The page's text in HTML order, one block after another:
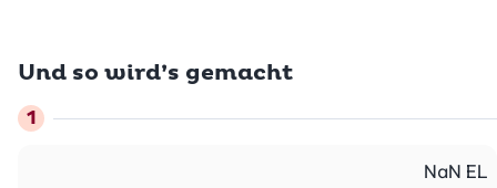
Und so wird’s gemacht
NaN EL